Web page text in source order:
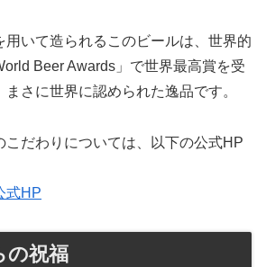
用いて造られるこのビールは、世界的
Beer Awards」で世界最高賞を受
さに世界に認められた逸品です。
こだわりについては、以下の公式HP
式HP
の祝福